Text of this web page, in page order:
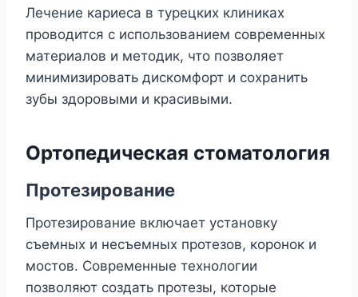
Лечение кариеса в турецких клиниках
проводится с использованием современных
материалов и методик, что позволяет
минимизировать дискомфорт и сохранить
зубы здоровыми и красивыми.
Ортопедическая стоматология
Протезирование
Протезирование включает установку
съемных и несъемных протезов, коронок и
мостов. Современные технологии
позволяют создать протезы, которые